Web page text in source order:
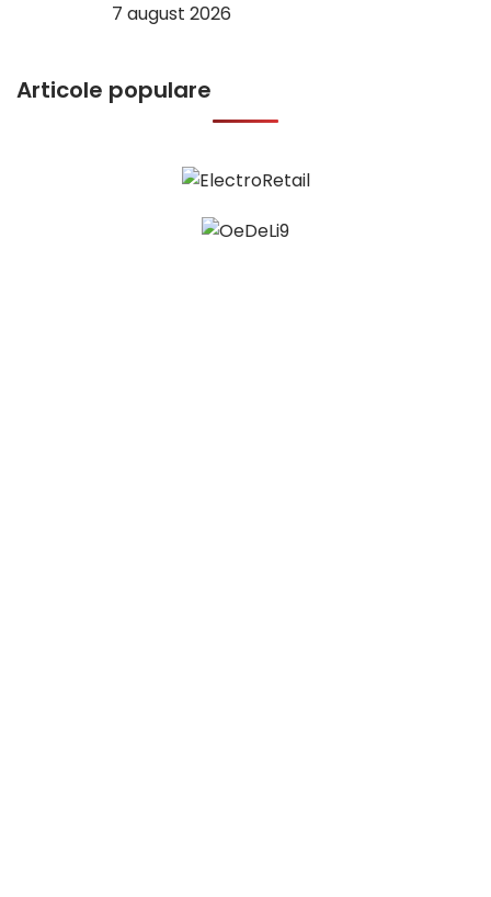
7 august 2026
Articole populare